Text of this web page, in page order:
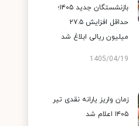
بازنشستگان جدید ۱۴۰۵؛
حداقل افزایش ۲۷.۵
میلیون ریالی ابلاغ شد
1405/04/19
زمان واریز یارانه نقدی تیر
۱۴۰۵ اعلام شد